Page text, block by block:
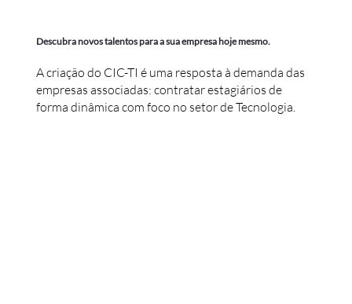
Descubra novos talentos para a sua empresa hoje mesmo.
A criação do CIC-TI é uma resposta à demanda das
empresas associadas: contratar estagiários de
forma dinâmica com foco no setor de Tecnologia.